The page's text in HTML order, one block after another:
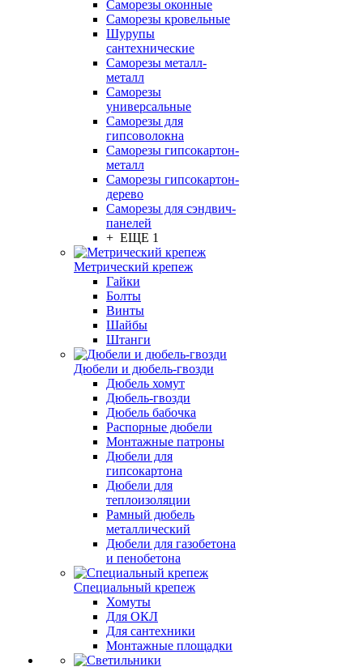
Саморезы оконные
Саморезы кровельные
Шурупы
сантехнические
Саморезы металл-
металл
Саморезы
универсальные
Саморезы для
гипсоволокна
Саморезы гипсокартон-
металл
Саморезы гипсокартон-
дерево
Саморезы для сэндвич-
панелей
+ ЕЩЕ 1
Метрический крепеж
Гайки
Болты
Винты
Шайбы
Штанги
Дюбели и дюбель-гвозди
Дюбель хомут
Дюбель-гвозди
Дюбель бабочка
Распорные дюбели
Монтажные патроны
Дюбели для
гипсокартона
Дюбели для
теплоизоляции
Рамный дюбель
металлический
Дюбели для газобетона
и пенобетона
Специальный крепеж
Хомуты
Для ОКЛ
Для сантехники
Монтажные площадки